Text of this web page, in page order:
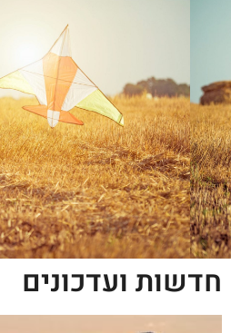
חדשות ועדכונים